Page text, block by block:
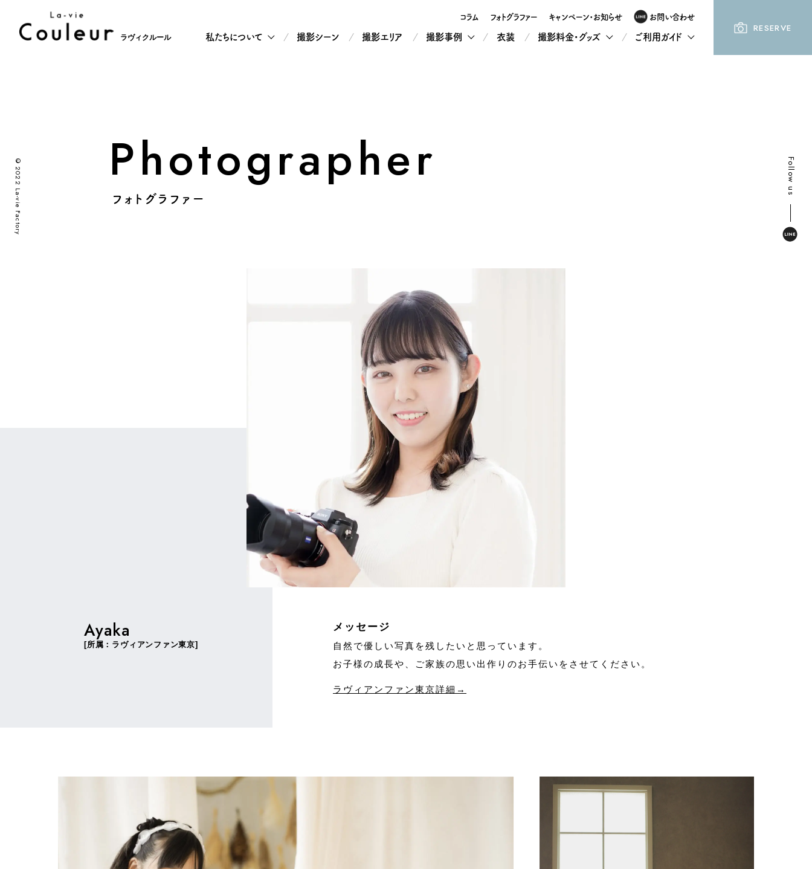
ラヴィクルール 私たちについて 撮影シーン 撮影エリア 撮影事例 衣装 撮影料金・グッズ ご利用ガイド
コラム フォトグラファー キャンペーン・お知らせ お問い合わせ
RESERVE
©2022 La-vie Factory Follow us
Photographer
フォトグラファー
Ayaka
[所属：ラヴィアンファン東京]
メッセージ
自然で優しい写真を残したいと思っています。
お子様の成長や、ご家族の思い出作りのお手伝いをさせてください。
ラヴィアンファン東京詳細→